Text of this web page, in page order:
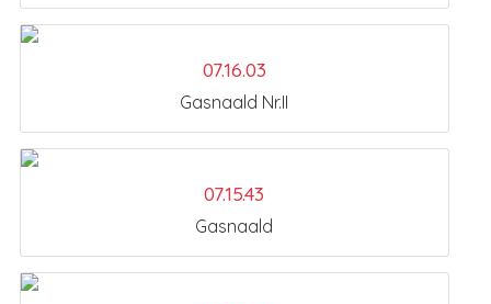
07.16.03
Gasnaald Nr.II
07.15.43
Gasnaald